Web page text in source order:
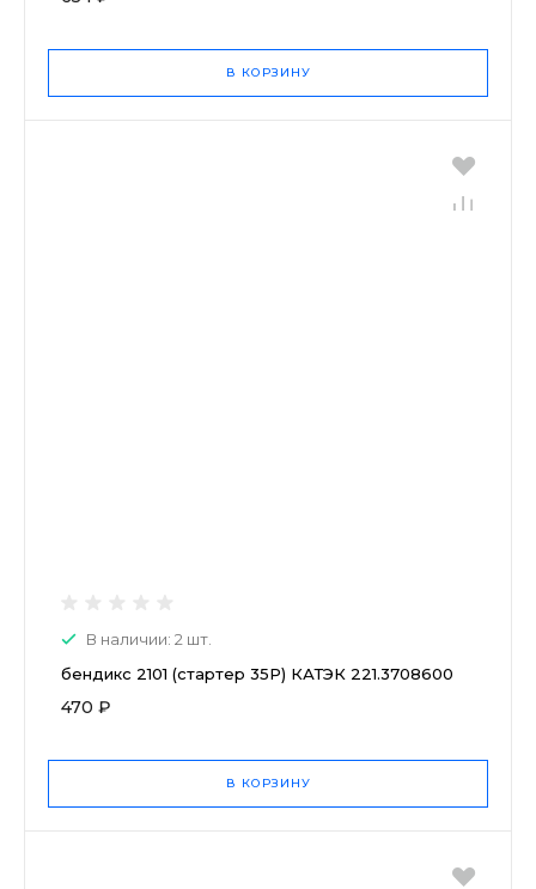
В КОРЗИНУ
В наличии: 2 шт.
бендикс 2101 (стартер 35Р) КАТЭК 221.3708600
470 ₽
В КОРЗИНУ